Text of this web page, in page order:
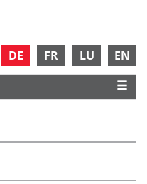
DE FR LU EN